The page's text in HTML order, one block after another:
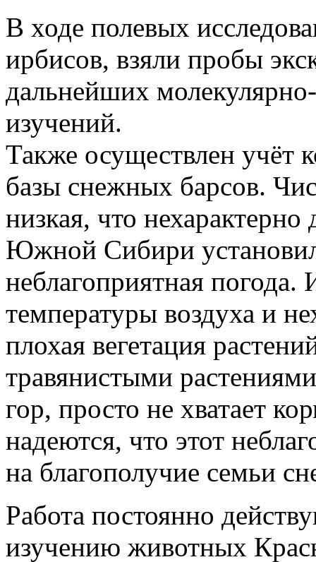
В ходе полевых
ирбисов, взяли пробы
дальнейших
изучений.
Также осуществлен учёт
базы снежных барсов.
низкая, что
Южной Сибири
неблагоприятная
температуры воздуха и
плохая вегетация
травянистыми
гор, просто не хватает
надеются, что этот
на благополучие семьи
Работа постоянно
изучению животных